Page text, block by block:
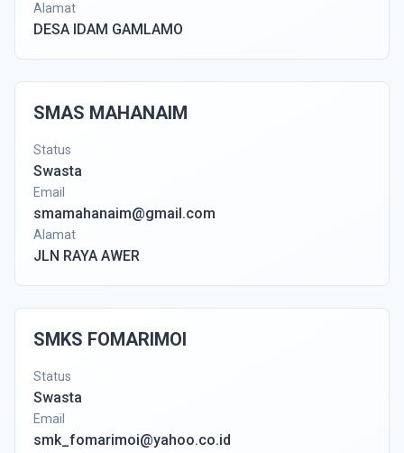
Alamat
DESA IDAM GAMLAMO
SMAS MAHANAIM
Status
Swasta
Email
smamahanaim@gmail.com
Alamat
JLN RAYA AWER
SMKS FOMARIMOI
Status
Swasta
Email
smk_fomarimoi@yahoo.co.id